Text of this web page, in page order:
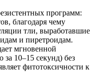
программ:
благодаря чему
тли, выработавшие
и пиретроидам.
мгновенной
за 10–15 секунд) без
фитотоксичности к